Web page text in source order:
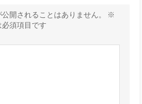
開されることはありません。
※
須項目です